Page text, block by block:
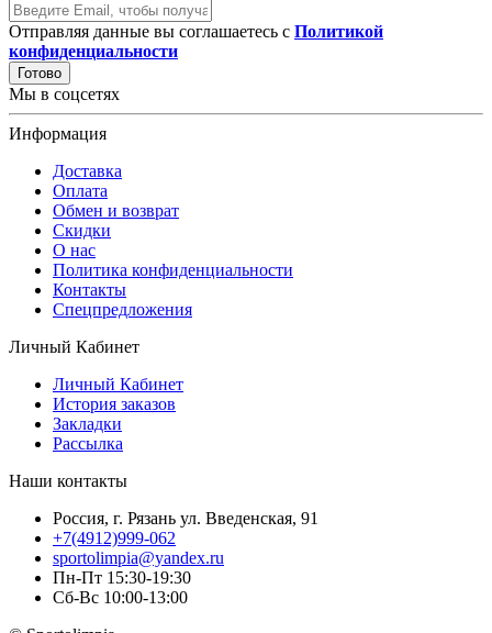
Отправляя данные вы соглашаетесь с Политикой
конфиденциальности
Готово
Мы в соцсетях
Информация
Доставка
Оплата
Обмен и возврат
Скидки
О нас
Политика конфиденциальности
Контакты
Спецпредложения
Личный Кабинет
Личный Кабинет
История заказов
Закладки
Рассылка
Наши контакты
Россия, г. Рязань ул. Введенская, 91
+7(4912)999-062
sportolimpia@yandex.ru
Пн-Пт 15:30-19:30
Сб-Вс 10:00-13:00